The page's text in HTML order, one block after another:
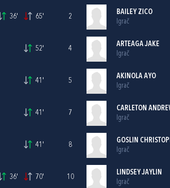
36' 65'
52'
41'
41'
41'
36' 70'
2
BAILEY ZICO
Igrač
4
ARTEAGA JAKE
Igrač
5
AKINOLA AYO
Igrač
7
CARLETON
Igrač
8
GOSLIN
Igrač
10
LINDSEY JAYLIN
Igrač